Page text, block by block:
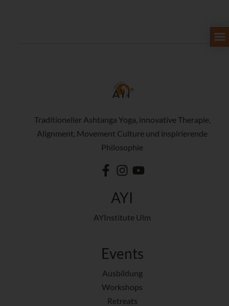
Traditioneller Ashtanga Yoga, innovative Therapie,
Alignment, Movement Culture und inspirierende
Philosophie
AYI
AYInstitute Ulm
Events
Ausbildung
Workshops
Retreats